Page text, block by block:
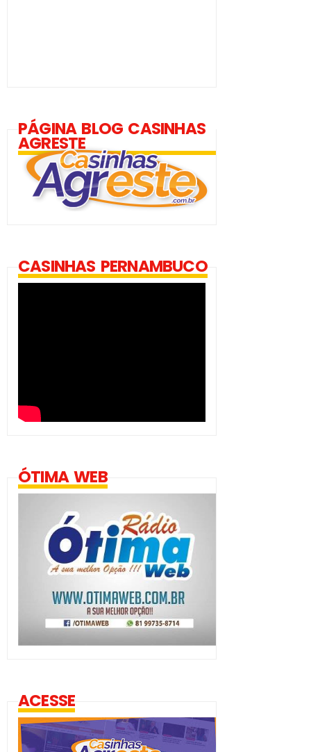
PÁGINA BLOG CASINHAS
AGRESTE
CASINHAS PERNAMBUCO
ÓTIMA WEB
ACESSE